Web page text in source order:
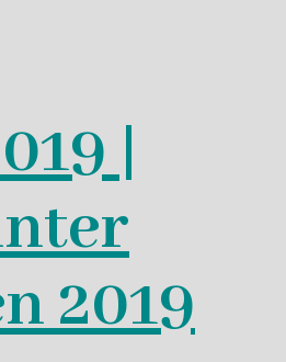
|
2019